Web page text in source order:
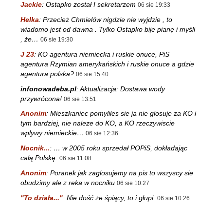
Jackie: Ostapko został I sekretarzem 06 sie 19:33
Helka: Przecież Chmielów nigdzie nie wyjdzie , to
wiadomo jest od dawna . Tylko Ostapko bije pianę i myśli
, że… 06 sie 19:30
J 23: KO agentura niemiecka i ruskie onuce, PiS
agentura Rzymian amerykańskich i ruskie onuce a gdzie
agentura polska? 06 sie 15:40
infonowadeba.pl:Aktualizacja: Dostawa wody
przywrócona! 06 sie 13:51
Anonim: Mieszkaniec pomyliles sie ja nie glosuje za KO i
tym bardziej, nie naleze do KO, a KO rzeczywiscie
wplywy niemieckie… 06 sie 12:36
Nocnik...: … w 2005 roku sprzedał POPiS, dokładając
całą Polskę. 06 sie 11:08
Anonim: Poranek jak zaglosujemy na pis to wszyscy sie
obudzimy ale z reka w nocniku 06 sie 10:27
"To działa...": Nie dość że śpiący, to i głupi. 06 sie 10:26